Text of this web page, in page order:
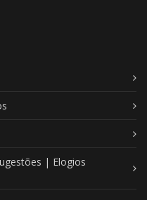
| Elogios